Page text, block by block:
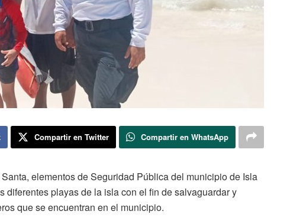
Compartir en Twitter Compartir en WhatsApp
elementos de Seguridad Pública del municipio de Isla
diferentes playas de la isla con el fin de salvaguardar y
que se encuentran en el municipio.